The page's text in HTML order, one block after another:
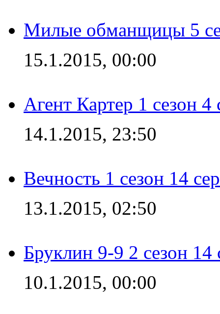
Милые обманщицы 5
15.1.2015, 00:00
Агент Картер 1 сезон 4
14.1.2015, 23:50
Вечность 1 сезон 14
13.1.2015, 02:50
Бруклин 9-9 2 сезон 14
10.1.2015, 00:00